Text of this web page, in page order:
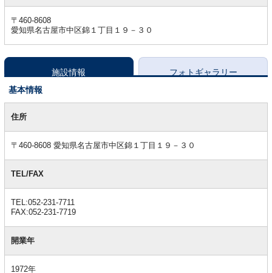
〒460-8608
愛知県名古屋市中区錦１丁目１９－３０
施設情報
フォトギャラリー
基本情報
本住所
〒460-8608 愛知県名古屋市中区錦１丁目１９－３０
TEL/FAX
TEL:052-231-7711
FAX:052-231-7719
開業年
1972年